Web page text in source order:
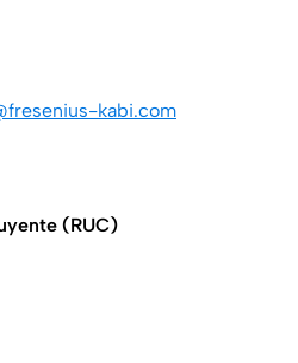
kabi.com​
(RUC)